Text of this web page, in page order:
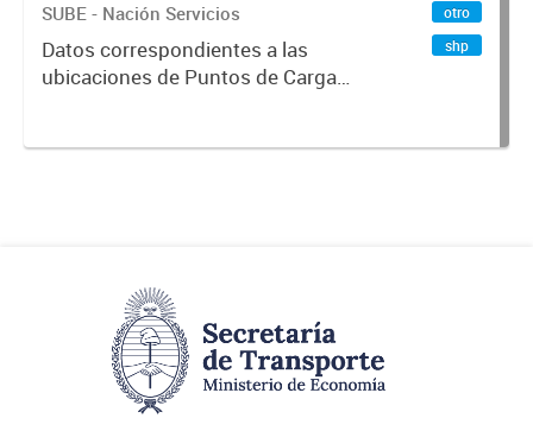
SUBE - Nación Servicios
Datos correspondientes a las
ubicaciones de Puntos de Carga
otro
shp